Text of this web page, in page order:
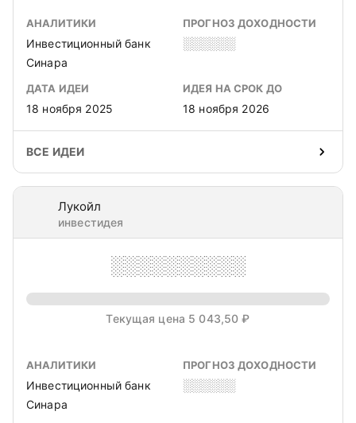
АНАЛИТИКИ
Инвестиционный банк
Синара
ПРОГНОЗ ДОХОДНОСТИ
░░░░░░
ДАТА ИДЕИ
18 ноября 2025
ИДЕЯ НА СРОК ДО
18 ноября 2026
ВСЕ ИДЕИ
Лукойл
инвестидея
░░░░░░░░░░
Текущая цена 5 043,50 ₽
АНАЛИТИКИ
Инвестиционный банк
Синара
ПРОГНОЗ ДОХОДНОСТИ
░░░░░░